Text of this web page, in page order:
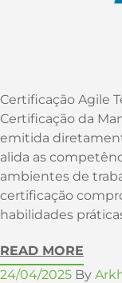
Certificação Agile
Certificação da
emitida
alida as
ambientes de
certificação
habilidades
READ MORE
24/04/2025 By